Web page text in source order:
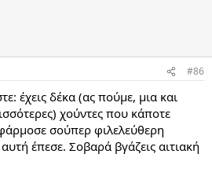
#86
έχεις δέκα (ας πούμε, μια και
χούντες που κάποτε
σούπερ φιλελεύθερη
έπεσε. Σοβαρά βγάζεις αιτιακή